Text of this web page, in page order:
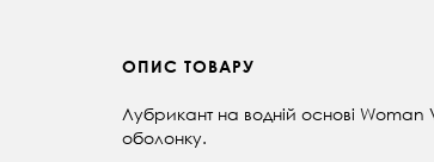
ОПИС ТОВАРУ
Лубрикант на водній основі
оболонку.